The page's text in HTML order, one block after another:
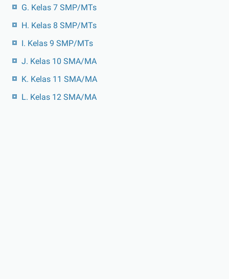
G. Kelas 7 SMP/MTs
H. Kelas 8 SMP/MTs
I. Kelas 9 SMP/MTs
J. Kelas 10 SMA/MA
K. Kelas 11 SMA/MA
L. Kelas 12 SMA/MA